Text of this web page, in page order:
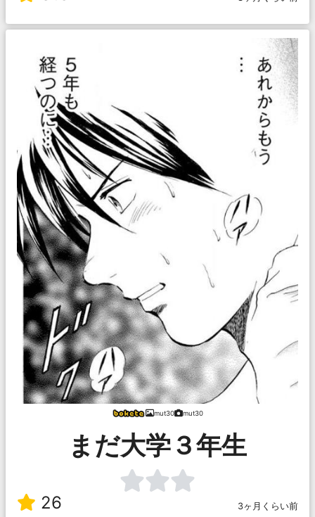
mut30 mut30
まだ大学３年生
26 3ヶ月くらい前